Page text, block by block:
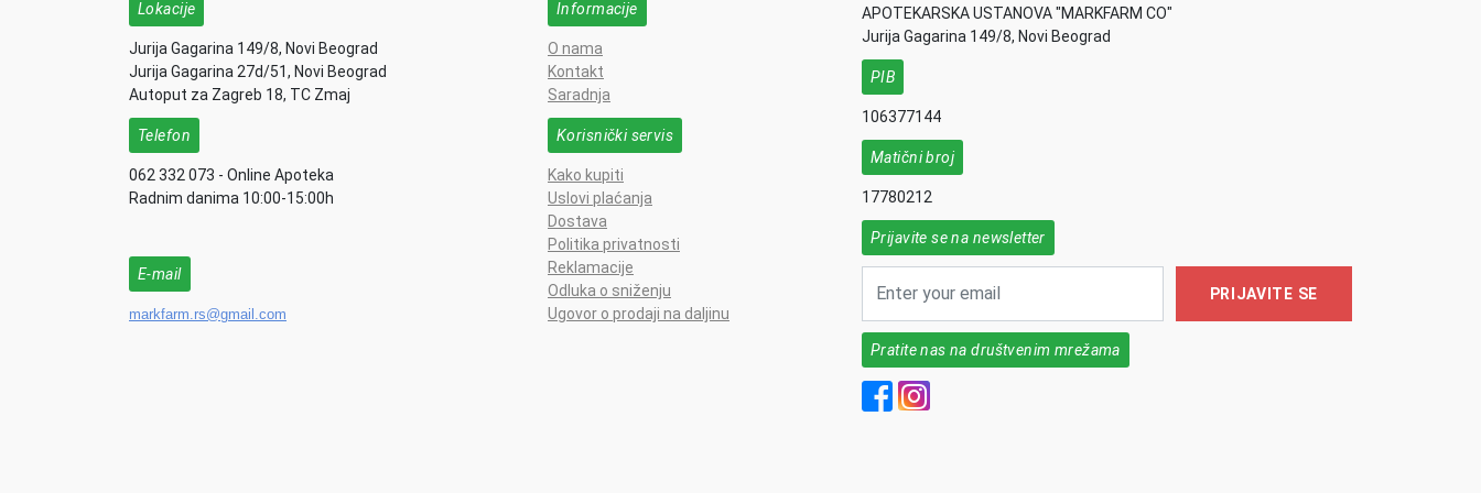
Lokacije
Jurija Gagarina 149/8, Novi Beograd
Jurija Gagarina 27d/51, Novi Beograd
Autoput za Zagreb 18, TC Zmaj
Telefon
062 332 073 - Online Apoteka
Radnim danima 10:00-15:00h
E-mail
markfarm.rs@gmail.com
Informacije
O nama
Kontakt
Saradnja
Korisnički servis
Kako kupiti
Uslovi plaćanja
Dostava
Politika privatnosti
Reklamacije
Odluka o sniženju
Ugovor o prodaji na daljinu
APOTEKARSKA USTANOVA "MARKFARM CO"
Jurija Gagarina 149/8, Novi Beograd
PIB
106377144
Matični broj
17780212
Prijavite se na newsletter
PRIJAVITE SE
Pratite nas na društvenim mrežama